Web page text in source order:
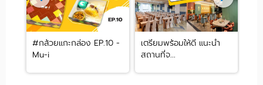
#กล้วยแกะกล่อง EP.10 -
Mu-i
เตรียมพร้อมให้ดี แนะนำ
สถานที่จ...